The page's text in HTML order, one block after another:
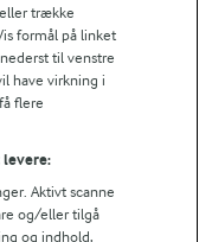
par gange for at
og fjern
gennem en
beholder med
med en
trække
formål på linket
til venstre
have virkning i
flere
levere:
Aktivt scanne
og/eller tilgå
og indhold,